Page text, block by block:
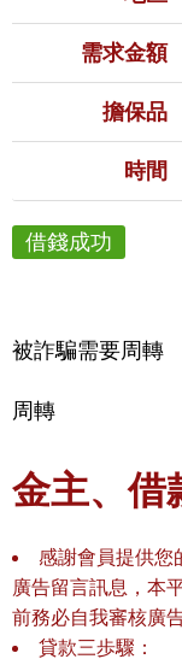
需求金額
擔保品
時間
借錢成功
被詐騙需要周轉
周轉
金主、借
感謝會員提供您
廣告留言訊息，本
前務必自我審核廣
貸款三歩驟：